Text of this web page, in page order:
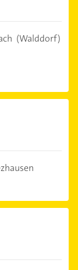
(Walddorf)